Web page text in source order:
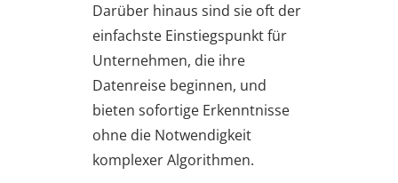
Darüber hinaus sind sie oft der
einfachste Einstiegspunkt für
Unternehmen, die ihre
Datenreise beginnen, und
bieten sofortige Erkenntnisse
ohne die Notwendigkeit
komplexer Algorithmen.